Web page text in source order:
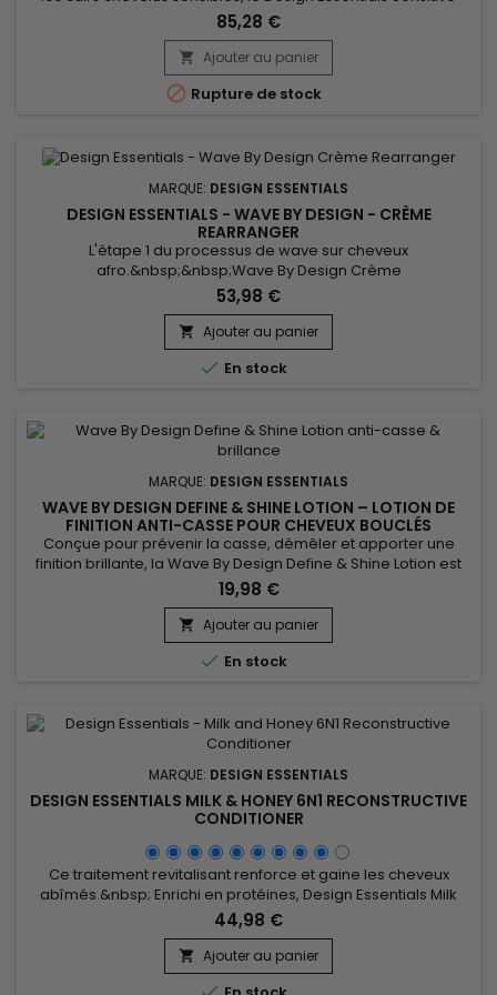
Scalp Relaxer kit 8 Applications de la marque Design
Essentials est la solution idéale pour des cheveux lisses,
brillants et en pleine santé. L’huile de coco hydrate
intensément, tandis que le beurre de karité nourrit et protège
la...
85,28 €
 Ajouter au panier
 Rupture de stock
MARQUE: DESIGN ESSENTIALS
DESIGN ESSENTIALS - WAVE BY DESIGN - CRÈME
REARRANGER
L'étape 1 du processus de wave sur cheveux
afro.&nbsp;&nbsp;Wave By Design Crème
Rearranger&nbsp;est un défrisant multi-usage.&nbsp; Il
défrise en douceur les boucles naturelles des
cheveux.&nbsp; Enrichi d’hydratants pour que les cheveux
soient bien revitalisés, la formule à force simple (maximum)
convient à toutes les textures de cheveux.&nbsp;&nbsp;La...
53,98 €
 Ajouter au panier
 En stock
MARQUE: DESIGN ESSENTIALS
WAVE BY DESIGN DEFINE & SHINE LOTION – LOTION DE
FINITION ANTI-CASSE POUR CHEVEUX BOUCLÉS
Conçue pour prévenir la casse, démêler et apporter une
finition brillante, la Wave By Design Define & Shine Lotion est
une lotion de coiffage polyvalente adaptée aux cheveux
bouclés, ondulés et texturés. Elle s’utilise aussi bien en soin
de finition qu’en produit de coiffage quotidien pour améliorer
la maniabilité des cheveux sans les alourdir. Sa...
19,98 €
 Ajouter au panier
 En stock
MARQUE: DESIGN ESSENTIALS
DESIGN ESSENTIALS MILK & HONEY 6N1 RECONSTRUCTIVE
CONDITIONER
Ce traitement revitalisant renforce et gaine les cheveux
abîmés.&nbsp; Enrichi en protéines, Design Essentials Milk
and Honey 6N1 Reconstructive Conditioner hydrate, adoucit,
scelle les cuticules et restaure les cheveux à un pH
normal.&nbsp; Ce traitement revitalisant fortifie les cheveux,
leur donne maniabilité, souplesse et brillance.&nbsp;
44,98 €
 Ajouter au panier